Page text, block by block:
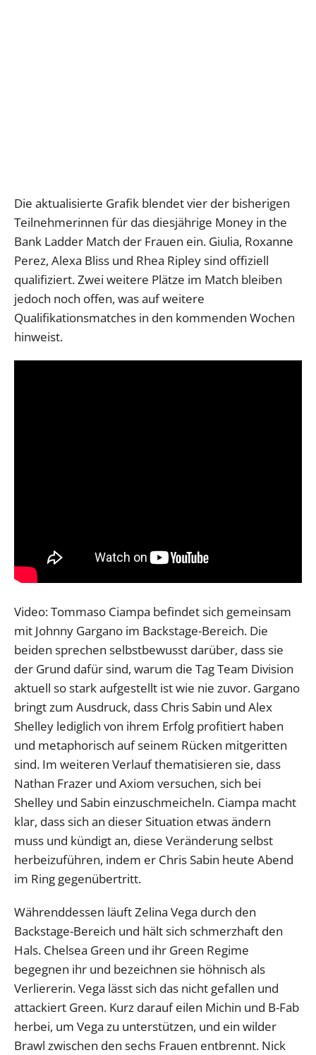
Die aktualisierte Grafik blendet vier der bisherigen
Teilnehmerinnen für das diesjährige Money in the
Bank Ladder Match der Frauen ein. Giulia, Roxanne
Perez, Alexa Bliss und Rhea Ripley sind offiziell
qualifiziert. Zwei weitere Plätze im Match bleiben
jedoch noch offen, was auf weitere
Qualifikationsmatches in den kommenden Wochen
hinweist.
Video: Tommaso Ciampa befindet sich gemeinsam
mit Johnny Gargano im Backstage-Bereich. Die
beiden sprechen selbstbewusst darüber, dass sie
der Grund dafür sind, warum die Tag Team Division
aktuell so stark aufgestellt ist wie nie zuvor. Gargano
bringt zum Ausdruck, dass Chris Sabin und Alex
Shelley lediglich von ihrem Erfolg profitiert haben
und metaphorisch auf seinem Rücken mitgeritten
sind. Im weiteren Verlauf thematisieren sie, dass
Nathan Frazer und Axiom versuchen, sich bei
Shelley und Sabin einzuschmeicheln. Ciampa macht
klar, dass sich an dieser Situation etwas ändern
muss und kündigt an, diese Veränderung selbst
herbeizuführen, indem er Chris Sabin heute Abend
im Ring gegenübertritt.
Währenddessen läuft Zelina Vega durch den
Backstage-Bereich und hält sich schmerzhaft den
Hals. Chelsea Green und ihr Green Regime
begegnen ihr und bezeichnen sie höhnisch als
Verliererin. Vega lässt sich das nicht gefallen und
attackiert Green. Kurz darauf eilen Michin und B-Fab
herbei, um Vega zu unterstützen, und ein wilder
Brawl zwischen den sechs Frauen entbrennt. Nick